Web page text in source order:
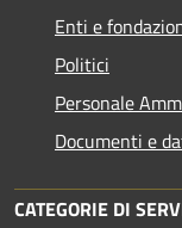
Enti e
Politici
Personale
Documenti e
CATEGORIE DI